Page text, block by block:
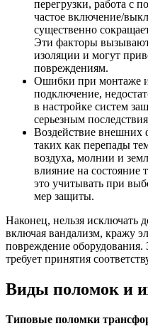
перегрузки, работа с
частое включение/
существенно
Эти факторы
изоляции и могут
повреждениям.
Ошибки при монтаже
подключение,
в настройке систем
серьезным
Воздействие внешних
таких как перепады
воздуха, молнии и
влияние на состояние
это учитывать при
мер защиты.
Наконец, нельзя исключать
включая вандализм, кражу
повреждение оборудования.
требует принятия
Виды поломок и
Типовые поломки